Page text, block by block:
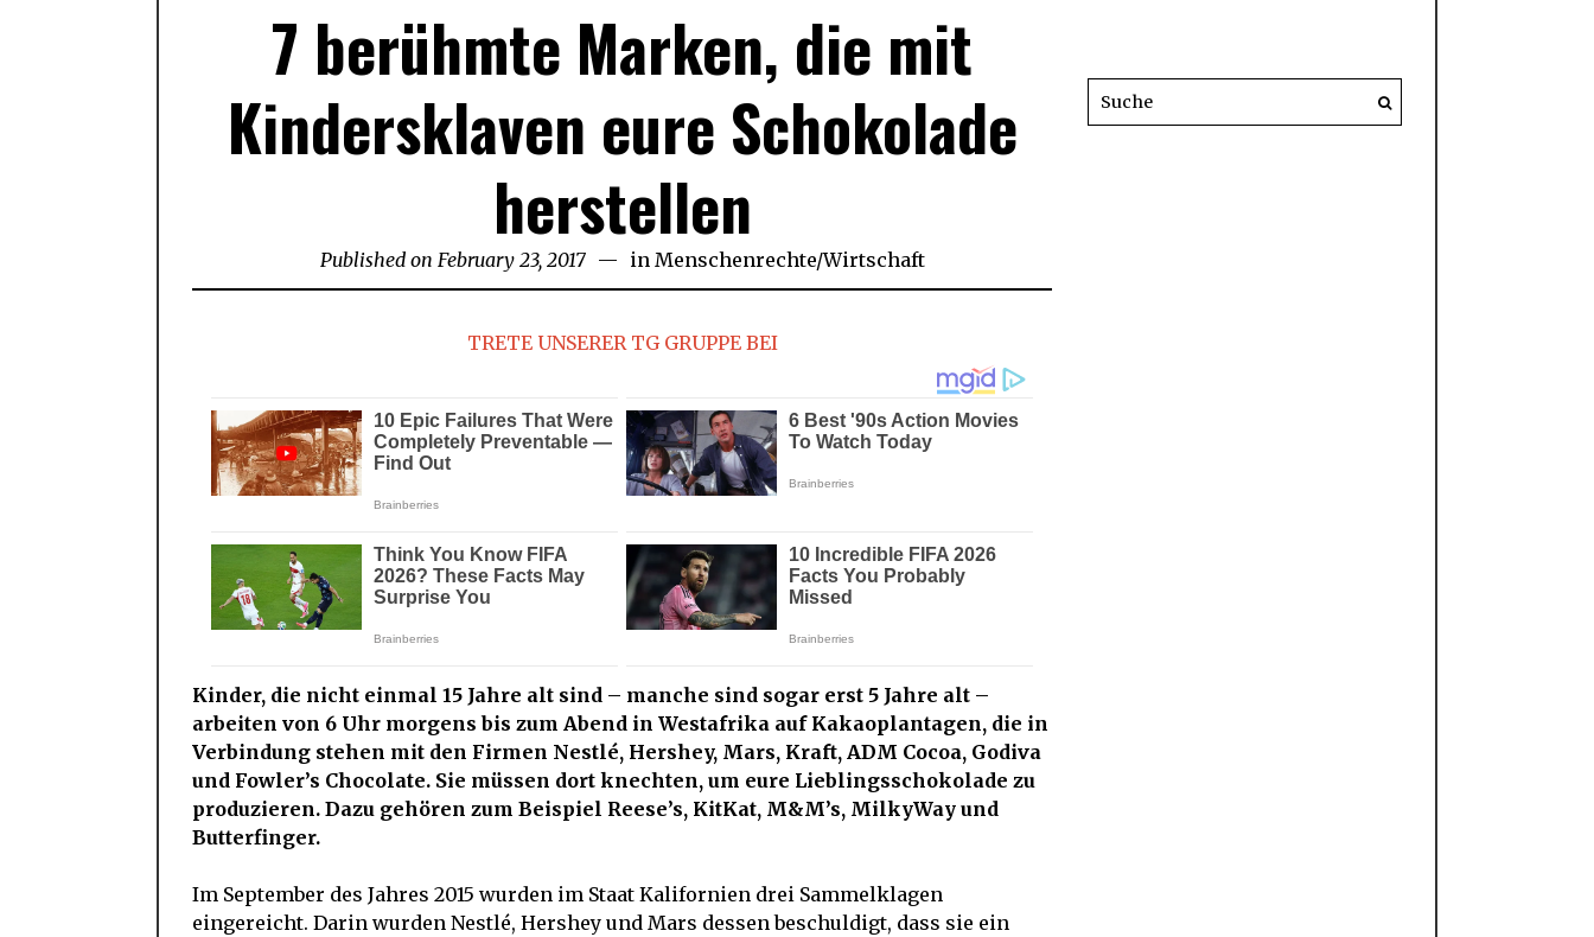
7 berühmte Marken, die mit
Kindersklaven eure Schokolade
herstellen
Published on February 23, 2017February
23,
in Menschenrechte/Wirtschaft
TRETE UNSERER TG GRUPPE BEI
Kinder, die nicht einmal 15 Jahre alt sind – manche sind sogar erst 5 Jahre alt –
arbeiten von 6 Uhr morgens bis zum Abend in Westafrika auf Kakaoplantagen, die in
Verbindung stehen mit den Firmen Nestlé, Hershey, Mars, Kraft, ADM Cocoa, Godiva
und Fowler’s Chocolate. Sie müssen dort knechten, um eure Lieblingsschokolade zu
produzieren. Dazu gehören zum Beispiel Reese’s, KitKat, M&M’s, MilkyWay und
Butterfinger.
Im September des Jahres 2015 wurden im Staat Kalifornien drei Sammelklagen
eingereicht. Darin wurden Nestlé, Hershey und Mars dessen beschuldigt, dass sie ein